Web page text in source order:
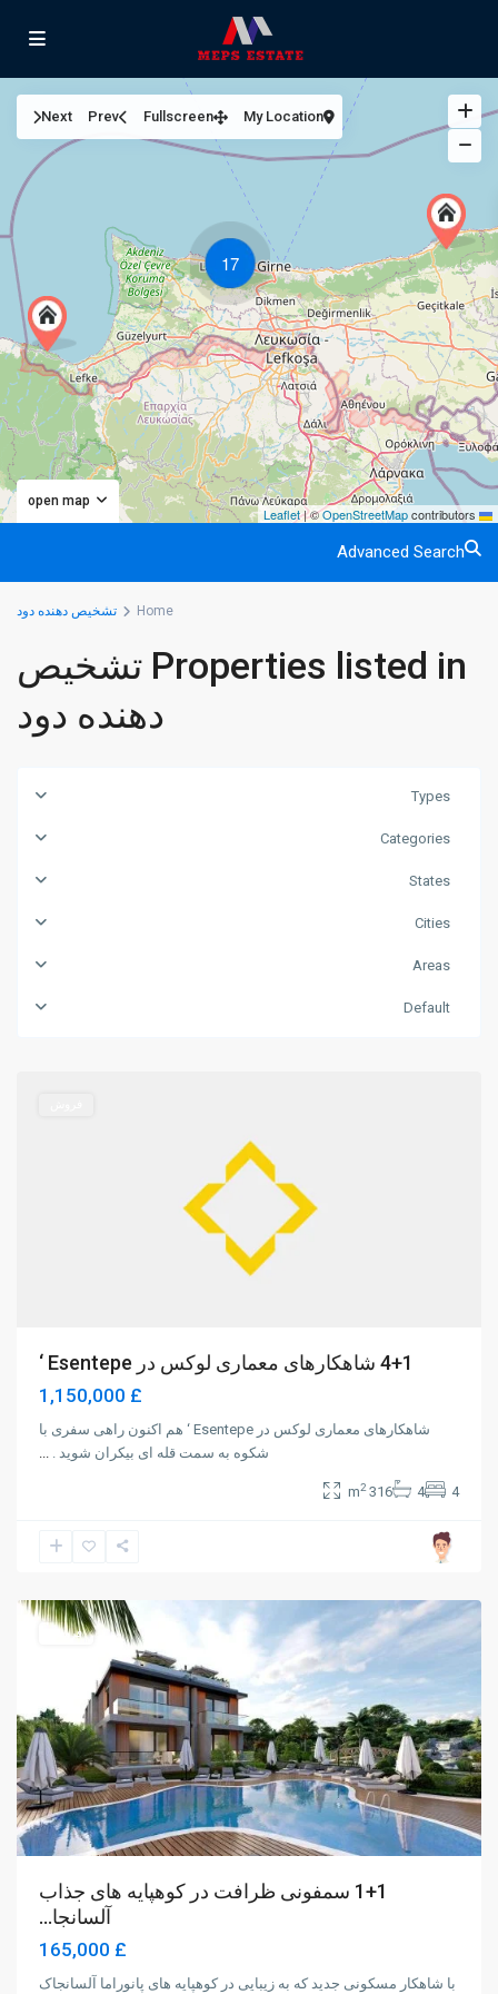
17
|©OpenStreetMapcontributors
open map
My Location
Fullscreen
Prev
Next
Advanced Search
Home تشخیص دهنده دود
Properties listed in تشخیص
دهنده دود
Types
Categories
States
Cities
Areas
Default
4+1 شاهکارهای معماری لوکس در Esentepe ‘
£ 1,150,000
شاهکارهای معماری لوکس در Esentepe ‘ هم اکنون راهی سفری با
شکوه به سمت قله ای بیکران شوید . ...
4
4
316 m
2
Alsancak
فروش
1+1 سمفونی ظرافت در کوهپایه های جذاب
آلسانجا...
£ 165,000
با شاهکار مسکونی جدید که به زیبایی در کوهپایه های پانوراما آلسانجاک